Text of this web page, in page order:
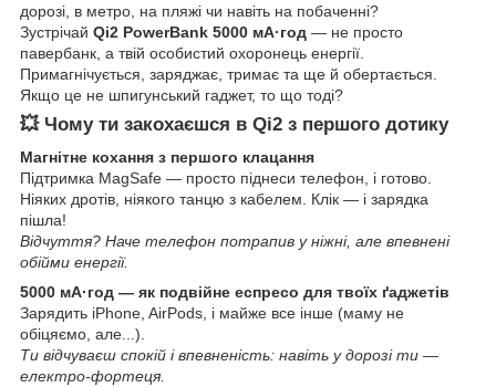
дорозі, в метро, на пляжі чи навіть на побаченні?
Зустрічай Qi2 PowerBank 5000 мА·год — не просто
павербанк, а твій особистий охоронець енергії.
Примагнічується, заряджає, тримає та ще й обертається.
Якщо це не шпигунський гаджет, то що тоді?
💥 Чому ти закохаєшся в Qi2 з першого дотику
Магнітне кохання з першого клацання
Підтримка MagSafe — просто піднеси телефон, і готово.
Ніяких дротів, ніякого танцю з кабелем. Клік — і зарядка
пішла!
Відчуття? Наче телефон потрапив у ніжні, але впевнені
обійми енергії.
5000 мА·год — як подвійне еспресо для твоїх ґаджетів
Зарядить iPhone, AirPods, і майже все інше (маму не
обіцяємо, але...).
Ти відчуваєш спокій і впевненість: навіть у дорозі ти —
електро-фортеця.